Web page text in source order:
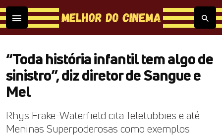
“Toda história infantil tem algo de
sinistro”, diz diretor de Sangue e
Mel
Rhys Frake-Waterfield cita Teletubbies e até
Meninas Superpoderosas como exemplos